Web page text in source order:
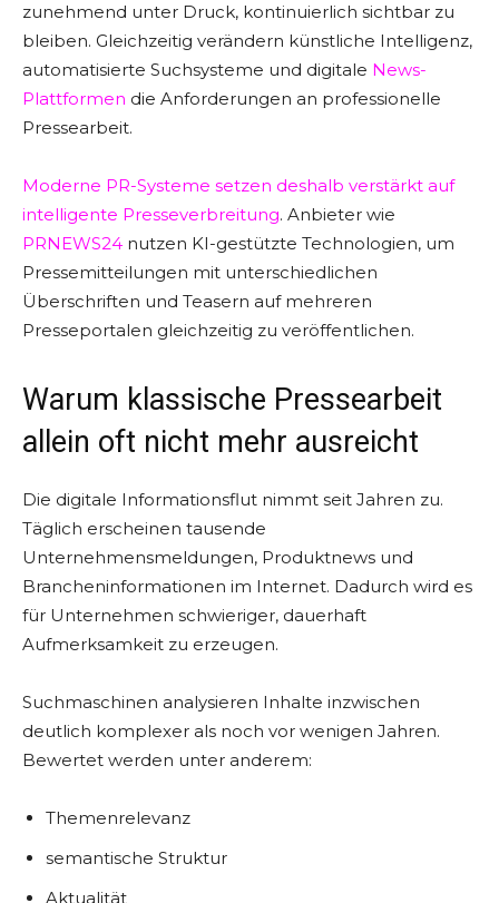
zunehmend unter Druck, kontinuierlich sichtbar zu
bleiben. Gleichzeitig verändern künstliche Intelligenz,
automatisierte Suchsysteme und digitale News-
Plattformen die Anforderungen an professionelle
Pressearbeit.
Moderne PR-Systeme setzen deshalb verstärkt auf
intelligente Presseverbreitung. Anbieter wie
PRNEWS24 nutzen KI-gestützte Technologien, um
Pressemitteilungen mit unterschiedlichen
Überschriften und Teasern auf mehreren
Presseportalen gleichzeitig zu veröffentlichen.
Warum klassische Pressearbeit
allein oft nicht mehr ausreicht
Die digitale Informationsflut nimmt seit Jahren zu.
Täglich erscheinen tausende
Unternehmensmeldungen, Produktnews und
Brancheninformationen im Internet. Dadurch wird es
für Unternehmen schwieriger, dauerhaft
Aufmerksamkeit zu erzeugen.
Suchmaschinen analysieren Inhalte inzwischen
deutlich komplexer als noch vor wenigen Jahren.
Bewertet werden unter anderem:
Themenrelevanz
semantische Struktur
Aktualität